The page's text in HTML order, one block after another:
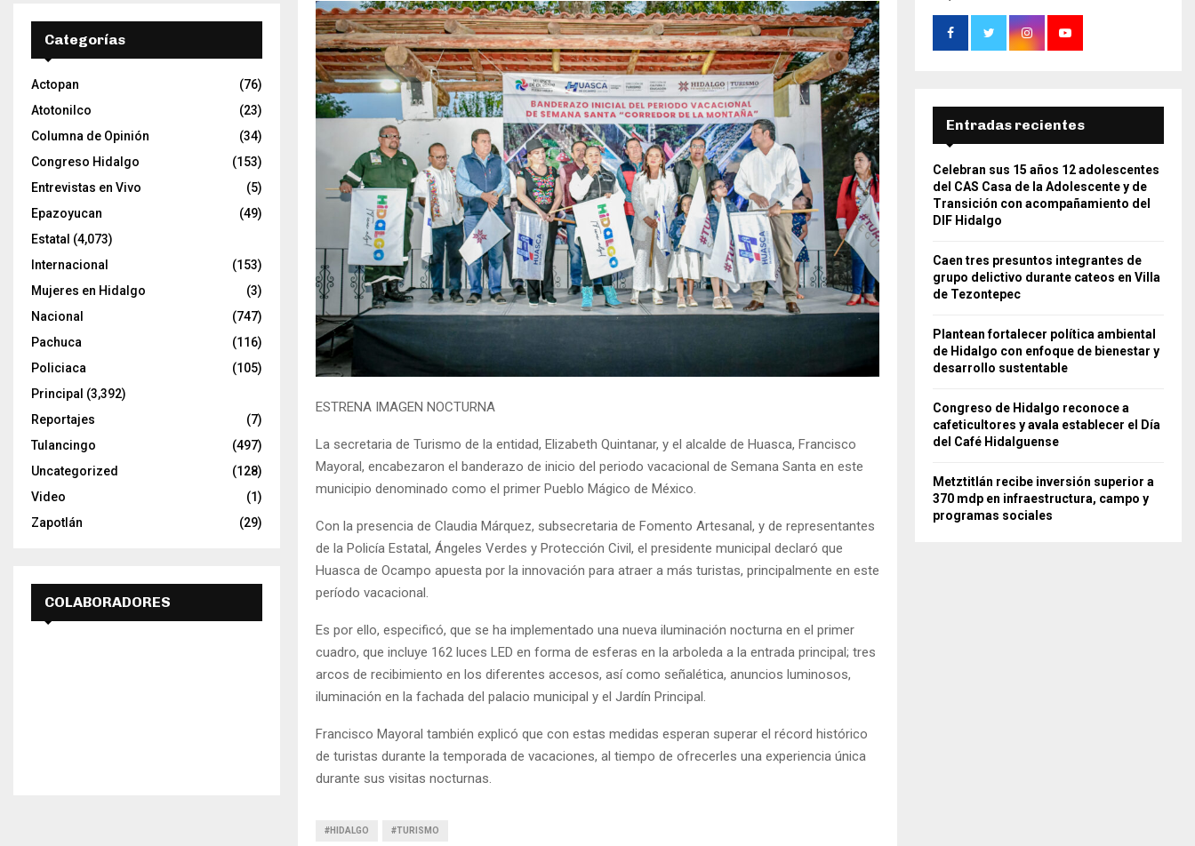
ESTRENA IMAGEN NOCTURNA
La secretaria de Turismo de la entidad, Elizabeth Quintanar, y el alcalde de Huasca, Francisco
Mayoral, encabezaron el banderazo de inicio del periodo vacacional de Semana Santa en este
municipio denominado como el primer Pueblo Mágico de México.
Con la presencia de Claudia Márquez, subsecretaria de Fomento Artesanal, y de representantes
de la Policía Estatal, Ángeles Verdes y Protección Civil, el presidente municipal declaró que
Huasca de Ocampo apuesta por la innovación para atraer a más turistas, principalmente en este
período vacacional.
Es por ello, especificó, que se ha implementado una nueva iluminación nocturna en el primer
cuadro, que incluye 162 luces LED en forma de esferas en la arboleda a la entrada principal; tres
arcos de recibimiento en los diferentes accesos, así como señalética, anuncios luminosos,
iluminación en la fachada del palacio municipal y el Jardín Principal.
Francisco Mayoral también explicó que con estas medidas esperan superar el récord histórico
de turistas durante la temporada de vacaciones, al tiempo de ofrecerles una experiencia única
durante sus visitas nocturnas.
#HIDALGO #TURISMO
Categorías
Actopan
(76)
Atotonilco
(23)
Columna de Opinión
(34)
Congreso Hidalgo
(153)
Entrevistas en Vivo
(5)
Epazoyucan
(49)
Estatal (4,073)
Internacional
(153)
Mujeres en Hidalgo
(3)
Nacional
(747)
Pachuca
(116)
Policiaca
(105)
Principal (3,392)
Reportajes
(7)
Tulancingo
(497)
Uncategorized
(128)
Video
(1)
Zapotlán
(29)
COLABORADORES
Entradas recientes
Celebran sus 15 años 12 adolescentes
del CAS Casa de la Adolescente y de
Transición con acompañamiento del
DIF Hidalgo
Caen tres presuntos integrantes de
grupo delictivo durante cateos en Villa
de Tezontepec
Plantean fortalecer política ambiental
de Hidalgo con enfoque de bienestar y
desarrollo sustentable
Congreso de Hidalgo reconoce a
cafeticultores y avala establecer el Día
del Café Hidalguense
Metztitlán recibe inversión superior a
370 mdp en infraestructura, campo y
programas sociales